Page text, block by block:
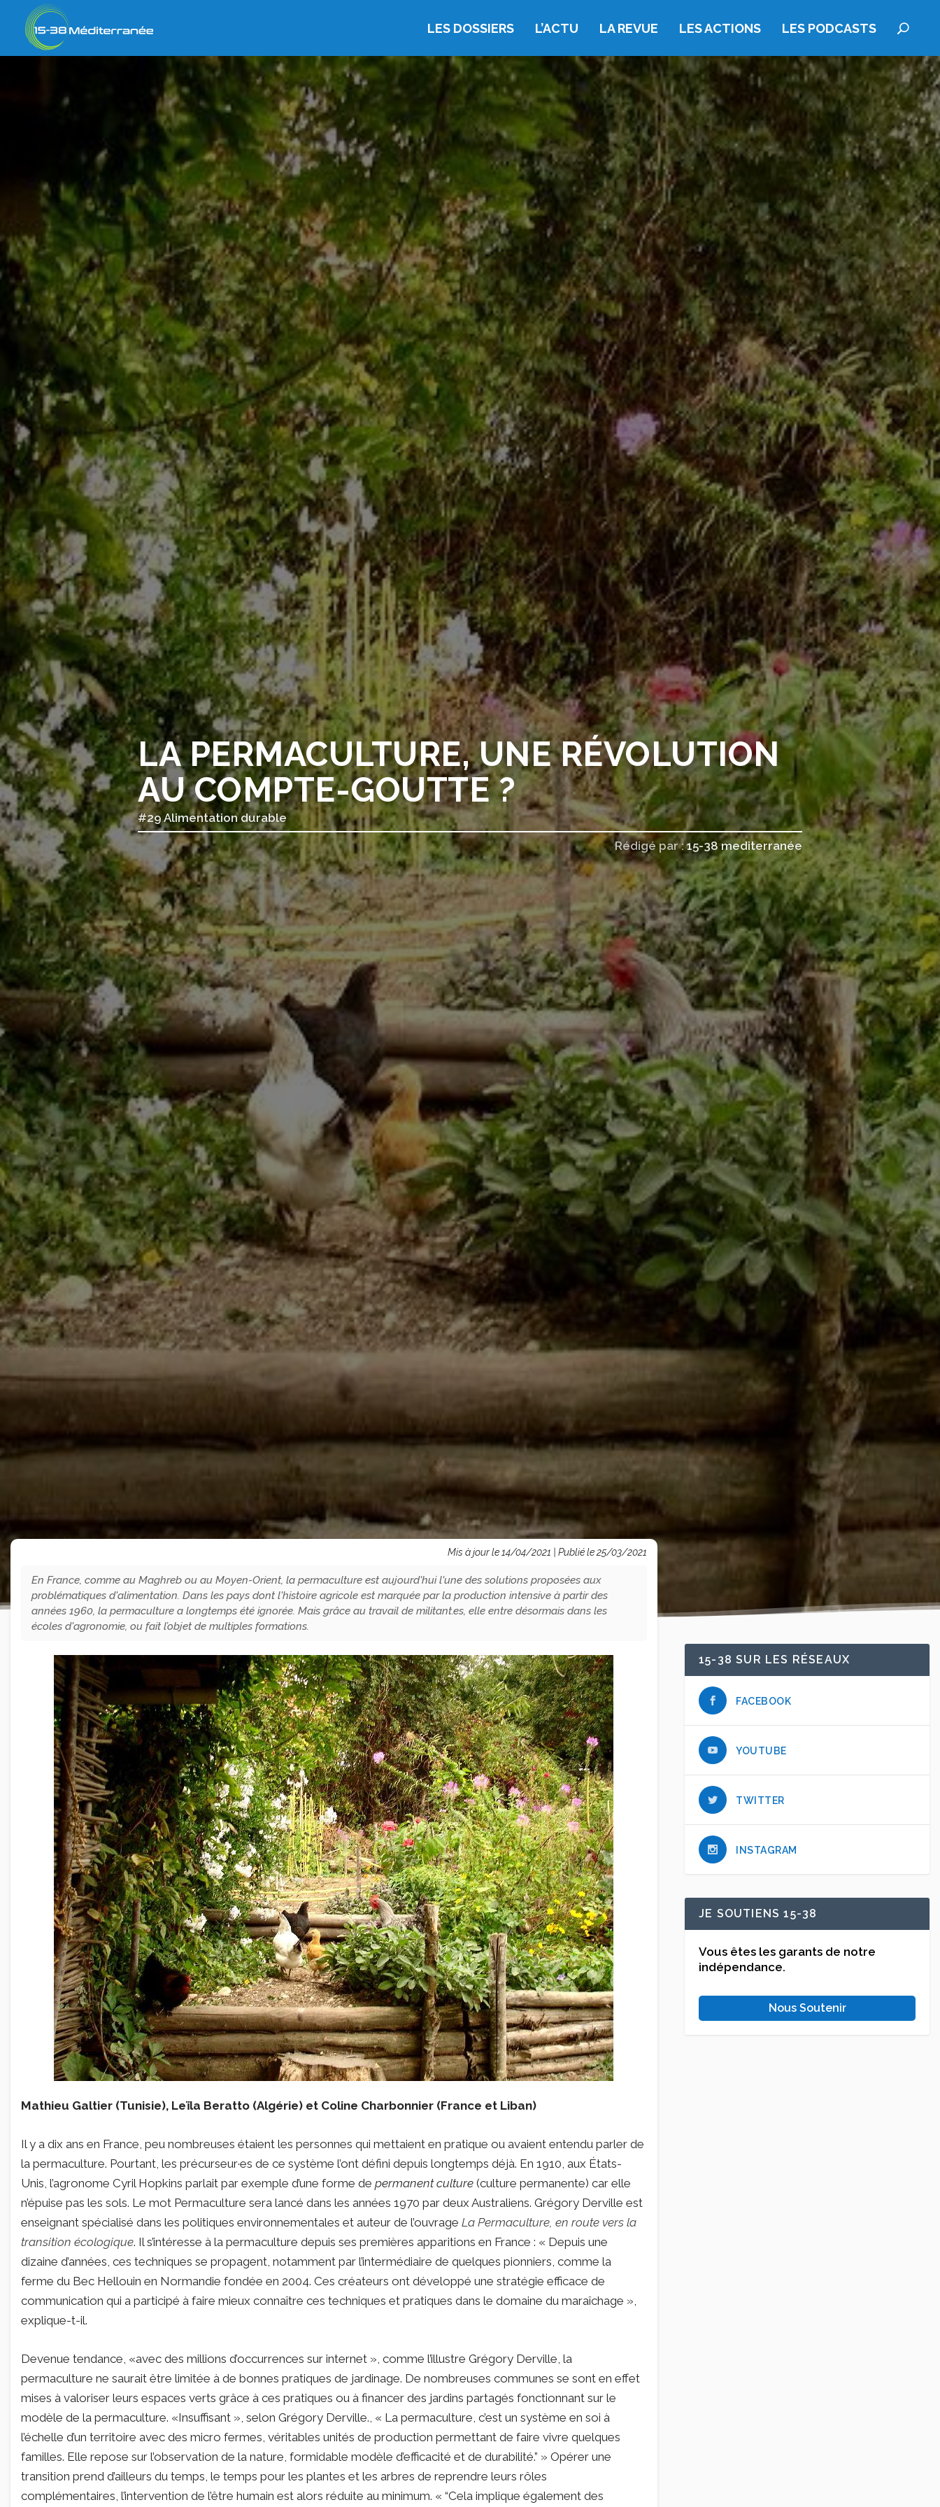
LES DOSSIERS L’ACTU LA REVUE LES ACTIONS LES PODCASTS
LA PERMACULTURE, UNE RÉVOLUTION
AU COMPTE-GOUTTE ?
#29 Alimentation durable
Rédigé par :15-38 mediterranée
Mis à jour le 14/04/2021 | Publié le 25/03/2021
En France, comme au Maghreb ou au Moyen-Orient, la permaculture est aujourd'hui l'une des solutions proposées aux
problématiques d'alimentation. Dans les pays dont l'histoire agricole est marquée par la production intensive à partir des
années 1960, la permaculture a longtemps été ignorée. Mais grâce au travail de militant.es, elle entre désormais dans les
écoles d'agronomie, ou fait l’objet de multiples formations.
Mathieu Galtier (Tunisie), Leïla Beratto (Algérie) et Coline Charbonnier (France et Liban)
Il y a dix ans en France, peu nombreuses étaient les personnes qui mettaient en pratique ou avaient entendu parler de
la permaculture. Pourtant, les précurseur·es de ce système l’ont défini depuis longtemps déjà. En 1910, aux États-
Unis, l’agronome Cyril Hopkins parlait par exemple d’une forme de permanent culture (culture permanente) car elle
n’épuise pas les sols. Le mot Permaculture sera lancé dans les années 1970 par deux Australiens. Grégory Derville est
enseignant spécialisé dans les politiques environnementales et auteur de l’ouvrage La Permaculture, en route vers la
transition écologique. Il s’intéresse à la permaculture depuis ses premières apparitions en France : « Depuis une
dizaine d’années, ces techniques se propagent, notamment par l’intermédiaire de quelques pionniers, comme la
ferme du Bec Hellouin en Normandie fondée en 2004. Ces créateurs ont développé une stratégie efficace de
communication qui a participé à faire mieux connaître ces techniques et pratiques dans le domaine du maraîchage »,
explique-t-il.
Devenue tendance, «avec des millions d’occurrences sur internet », comme l’illustre Grégory Derville, la
permaculture ne saurait être limitée à de bonnes pratiques de jardinage. De nombreuses communes se sont en effet
mises à valoriser leurs espaces verts grâce à ces pratiques ou à financer des jardins partagés fonctionnant sur le
modèle de la permaculture. «Insuffisant », selon Grégory Derville., « La permaculture, c’est un système en soi à
l’échelle d’un territoire avec des micro fermes, véritables unités de production permettant de faire vivre quelques
familles. Elle repose sur l’observation de la nature, formidable modèle d’efficacité et de durabilité.” » Opérer une
transition prend d’ailleurs du temps, le temps pour les plantes et les arbres de reprendre leurs rôles
complémentaires, l’intervention de l’être humain est alors réduite au minimum. « “Cela implique également des
15-38 SUR LES RÉSEAUX
FACEBOOK
YOUTUBE
TWITTER
INSTAGRAM
JE SOUTIENS 15-38
Vous êtes les garants de notre
indépendance.
Nous Soutenir